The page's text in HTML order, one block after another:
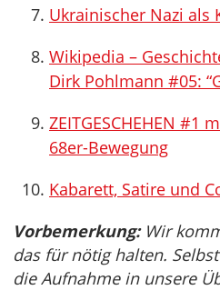
Ukrainischer Nazi als
Wikipedia –
Dirk Pohlmann #05:
ZEITGESCHEHEN #1
68er-Bewegung
Kabarett, Satire und
Vorbemerkung:Wir
das für nötig halten.
die Aufnahme in unsere